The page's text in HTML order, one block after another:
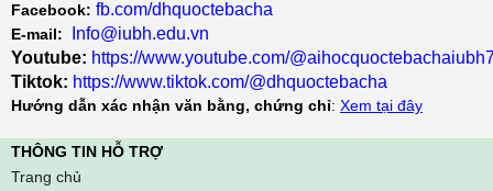
Facebook: fb.com/dhquoctebacha
E-mail:
Info@iubh.edu.vn
Youtube: https://www.youtube.com/
Tiktok: https://www.tiktok.com/@dhquoctebacha
Hướng dẫn xác nhận văn bằng, chứng chỉ: Xem tại đây
THÔNG TIN HỖ TRỢ
Trang chủ